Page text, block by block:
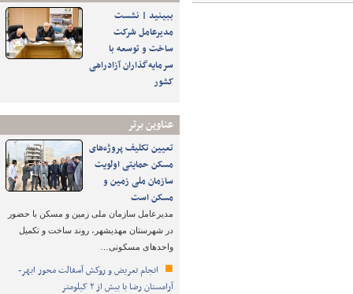
ببینید | نشست
مدیرعامل شرکت
ساخت و توسعه با
سرمایه‌گذاران آزادراهی
کشور
عناوین برتر
تعیین تکلیف پروژه‌های
مسکن حمایتی اولویت
سازمان ملی زمین و
مسکن است
مدیرعامل سازمان ملی زمین و مسکن با حضور
در شهرستان مهدیشهر، روند ساخت و تکمیل
واحدهای مسکونی…
انجام تعریض و روکش آسفالت محور ابهر-
آرامستان رضا با بیش از ۲ کیلومتر